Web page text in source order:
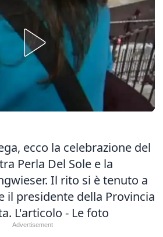
ecco la celebrazione del
Perla Del Sole e la
Il rito si è tenuto a
il presidente della Provincia
L'articolo - Le foto